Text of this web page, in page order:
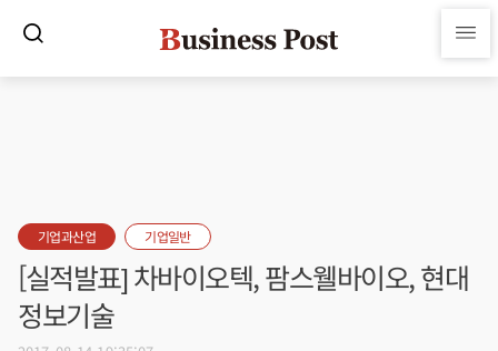
기업과산업 기업일반
[실적발표] 차바이오텍, 팜스웰바이오, 현대
정보기술